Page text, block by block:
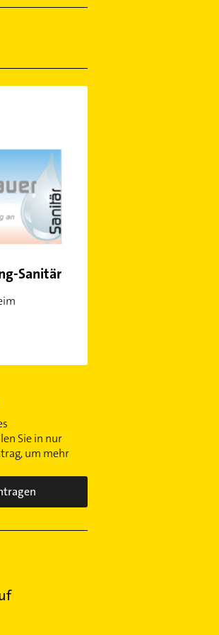
Sanitär
Sie in nur
um mehr